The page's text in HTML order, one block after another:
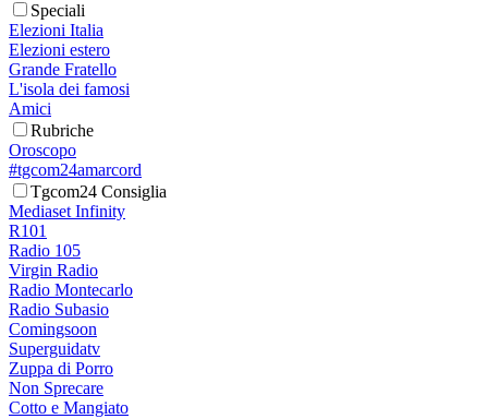
Speciali
Elezioni Italia
Elezioni estero
Grande Fratello
L'isola dei famosi
Amici
Rubriche
Oroscopo
#tgcom24amarcord
Tgcom24 Consiglia
Mediaset Infinity
R101
Radio 105
Virgin Radio
Radio Montecarlo
Radio Subasio
Comingsoon
Superguidatv
Zuppa di Porro
Non Sprecare
Cotto e Mangiato